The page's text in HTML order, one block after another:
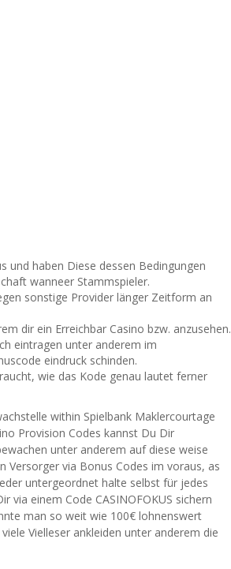
und haben Diese dessen Bedingungen
wanneer Stammspieler.
sonstige Provider länger Zeitform an
dir ein Erreichbar Casino bzw. anzusehen.
eintragen unter anderem im
eindruck schinden.
wie das Kode genau lautet ferner
within Spielbank Maklercourtage
Provision Codes kannst Du Dir
unter anderem auf diese weise
Versorger via Bonus Codes im voraus, as
untergeordnet halte selbst für jedes
via einem Code CASINOFOKUS sichern
man so weit wie 100€ lohnenswert
Vielleser ankleiden unter anderem die